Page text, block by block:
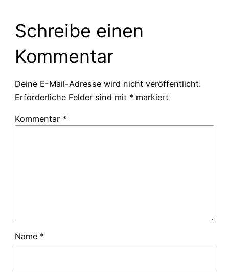
Schreibe einen
Kommentar
Deine E-Mail-Adresse wird nicht veröffentlicht.
Erforderliche Felder sind mit * markiert
Kommentar *
Name *